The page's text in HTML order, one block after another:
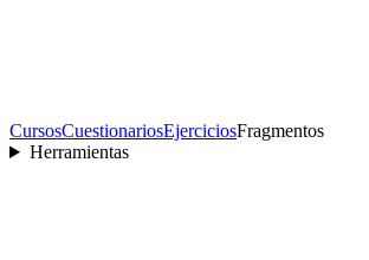
CursosCuestionariosEjerciciosFragmentos
Herramientas